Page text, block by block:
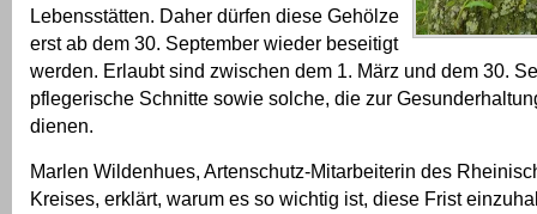
Lebensstätten. Daher dürfen diese Gehölze
erst ab dem 30. September wieder beseitigt
werden. Erlaubt sind zwischen dem 1. März und dem 30.
pflegerische Schnitte sowie solche, die zur
dienen.
Marlen Wildenhues, Artenschutz-Mitarbeiterin des
Kreises, erklärt, warum es so wichtig ist, diese Frist